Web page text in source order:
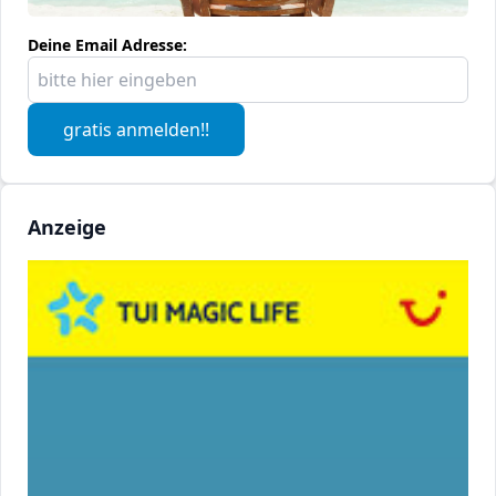
Deine Email Adresse:
gratis anmelden!!
Anzeige